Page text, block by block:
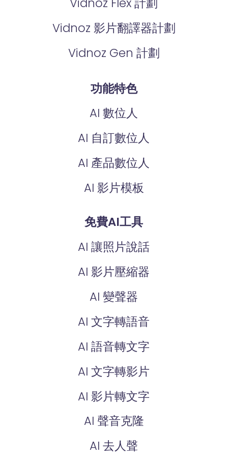
Vidnoz 影片翻譯器計劃
Vidnoz Gen 計劃
功能特色
AI 數位人
AI 自訂數位人
AI 產品數位人
AI 影片模板
免費AI工具
AI 讓照片說話
AI 影片壓縮器
AI 變聲器
AI 文字轉語音
AI 語音轉文字
AI 文字轉影片
AI 影片轉文字
AI 聲音克隆
AI 去人聲